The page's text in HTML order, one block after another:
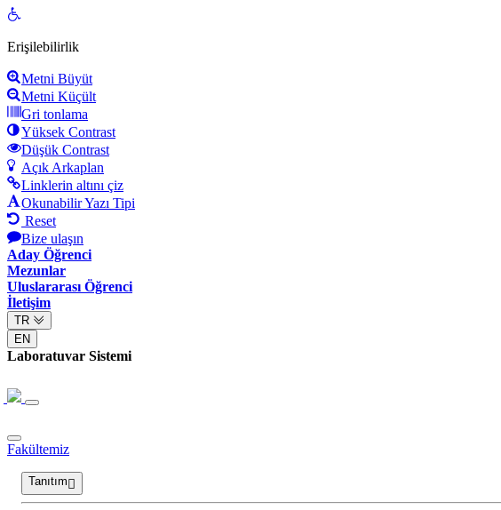
Open
Erişilebilirlik
Metni Büyüt
Metni Küçült
Gri tonlama
Yüksek Contrast
Düşük Contrast
Açık Arkaplan
Linklerin altını çiz
Okunabilir Yazı Tipi
Reset
Bize ulaşın
Aday Öğrenci
Mezunlar
Uluslararası Öğrenci
İletişim
TR
EN
Laboratuvar Sistemi
Fakültemiz
Tanıtım